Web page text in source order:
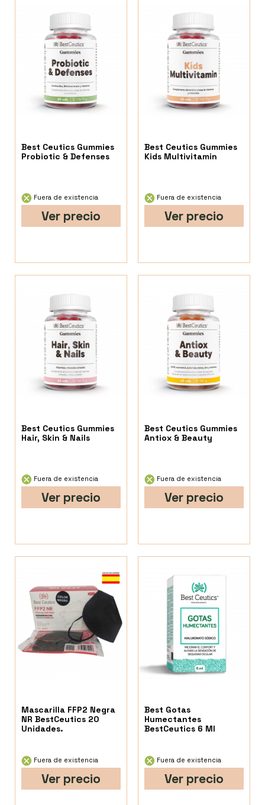
Best Ceutics Gummies
Probiotic & Defenses
Fuera de existencia
Ver precio
Best Ceutics Gummies
Kids Multivitamin
Fuera de existencia
Ver precio
Best Ceutics Gummies
Hair, Skin & Nails
Fuera de existencia
Ver precio
Best Ceutics Gummies
Antiox & Beauty
Fuera de existencia
Ver precio
Mascarilla FFP2 Negra
NR BestCeutics 20
Unidades.
Fuera de existencia
Ver precio
Best Gotas
Humectantes
BestCeutics 6 Ml
Fuera de existencia
Ver precio